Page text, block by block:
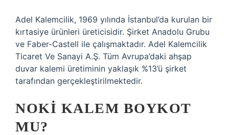
Adel Kalemcilik, 1969 yılında İstanbul’da kurulan bir
kırtasiye ürünleri üreticisidir. Şirket Anadolu Grubu
ve Faber-Castell ile çalışmaktadır. Adel Kalemcilik
Ticaret Ve Sanayi A.Ş. Tüm Avrupa’daki ahşap
duvar kalemi üretiminin yaklaşık %13’ü şirket
tarafından gerçekleştirilmektedir.
NOKI KALEM BOYKOT
MU?